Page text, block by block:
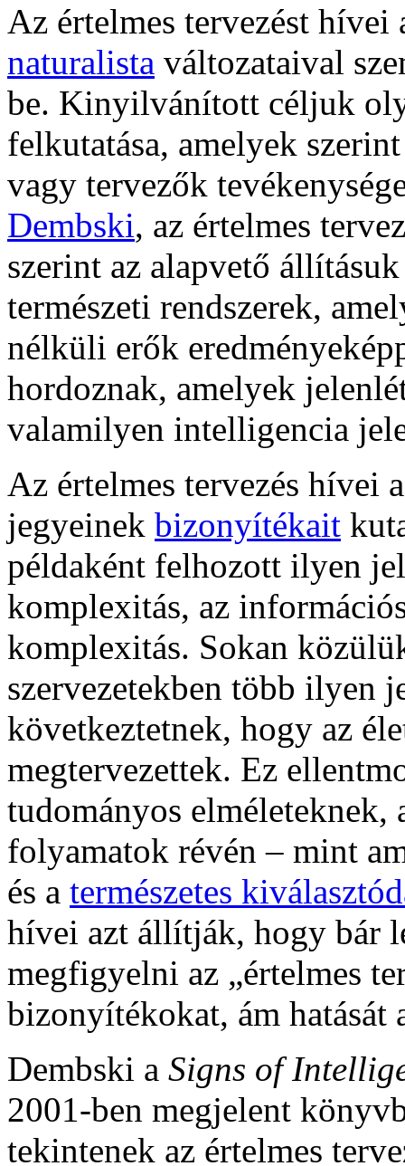
Az értelmes tervezést hívei
naturalista változataival
be. Kinyilvánított céljuk
felkutatása, amelyek
vagy tervezők
Dembski, az értelmes
szerint az alapvető
természeti rendszerek,
nélküli erők
hordoznak, amelyek
valamilyen intelligencia
Az értelmes tervezés hívei
jegyeinek bizonyítékait
példaként felhozott ilyen
komplexitás, az
komplexitás. Sokan
szervezetekben több ilyen
következtetnek, hogy az
megtervezettek. Ez
tudományos
folyamatok révén – mint
és a természetes
hívei azt állítják, hogy bár
megfigyelni az „értelmes
bizonyítékokat, ám hatását
Dembski a Signs of
2001-ben megjelent
tekintenek az értelmes